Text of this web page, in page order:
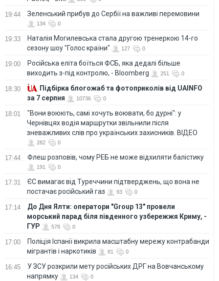
19:44 Зеленський прибув до Сербії на важливі перемовини
134 0
19:33
Наталія Могилевська стала другою тренеркою 14-го
сезону шоу "Голос країни"
127 0
19:00
Російська еліта боїться ФСБ, яка дедалі більше
виходить з-під контролю, - Bloomberg
251 0
18:30
Підбірка блогожаб та фотоприколів від UAINFO
за 7 серпня
10736 0
18:01
"Вони воюють, самі хочуть воювати, бо дурні": у
Чернівцях водія маршрутки звільнили після
зневажливих слів про українських захисників. ВІДЕО
282 0
17:44 Флеш розповів, чому РЕБ не може відхиляти балістику
191 0
17:31
ЄС вимагає від Туреччини підтверджень, що вона не
постачає російський газ
93 0
17:14
До Дня Ялти: оператори "Group 13" провели
морський парад біля південного узбережжя Криму, -
ГУР
578 0
17:00
Поліція Іспанії викрила масштабну мережу контрабанди
мігрантів і наркотиків
81 0
16:45
У ЗСУ розкрили мету російських ДРГ на Вовчанському
напрямку
134 0